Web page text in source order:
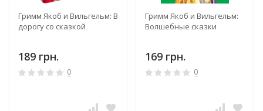
Гримм Якоб и Вильгельм: В
дорогу со сказкой
189 грн.
0
Гримм Якоб и Вильгельм:
Волшебные сказки
169 грн.
0